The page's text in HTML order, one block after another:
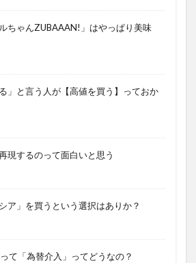
ちゃんZUBAAAN!」はやっぱり美味
」と言う人が【高値を買う】っておか
現するのって面白いと思う
ア」を買うという選択はありか？
て「為替介入」ってどうなの？